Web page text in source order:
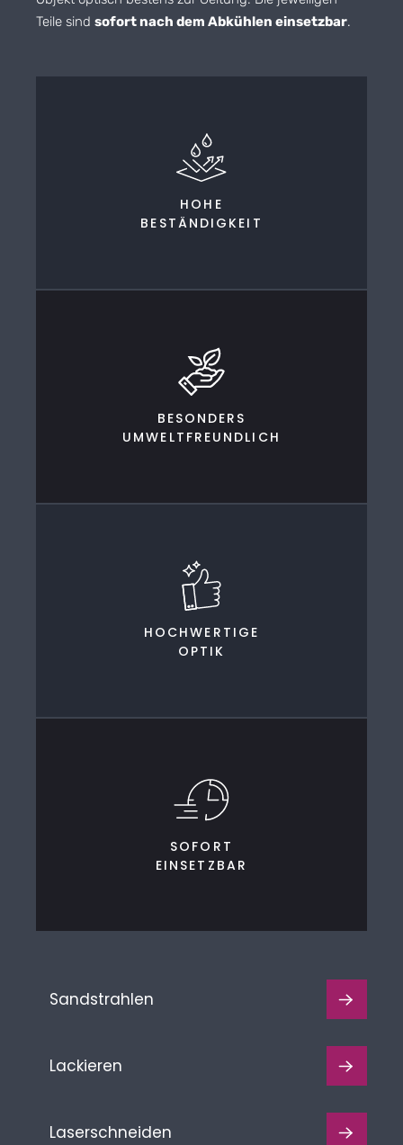
Teile sindsofort nach dem Abkühlen einsetzbar.
BESONDERS
UMWELTFREUNDLICH
HOHE
BESTÄNDIGKEIT
HOCHWERTIGE
OPTIK
SOFORT
EINSETZBAR
Sandstrahlen
Lackieren
Laserschneiden